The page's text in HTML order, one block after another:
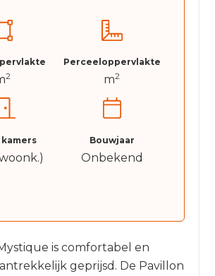
2
Perceeloppervlakte
m2
Bouwjaar
Onbekend
is comfortabel en
geprijsd. De Pavillon